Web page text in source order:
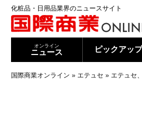
化粧品・日用品業界のニュースサイト
オンライン
ニュース ピックアップ
国際商業オンライン » エテュセ » エテュセ